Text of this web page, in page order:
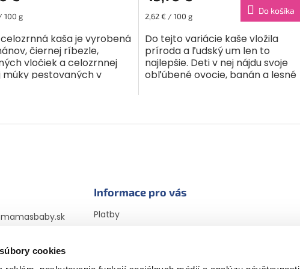
cookies
100 g
kaša je vyrobená
čiernej ríbezle,
vločiek a celozrnnej
múky pestovaných v
Jednotková
2,62 € / 100 g
Do košíka
Do tejto variácie kaše vložila
príroda a ľudský um len to
najlepšie. Deti v nej nájdu svoje
obľúbené ovocie, banán a lesné
v
mamasbaby.sk
Informace pro vás
Platby